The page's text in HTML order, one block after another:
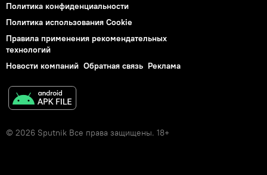
Политика конфиденциальности
Политика использования Cookie
Правила применения рекомендательных
технологий
Новости компаний Обратная связь Реклама
© 2026 Sputnik Все права защищены. 18+